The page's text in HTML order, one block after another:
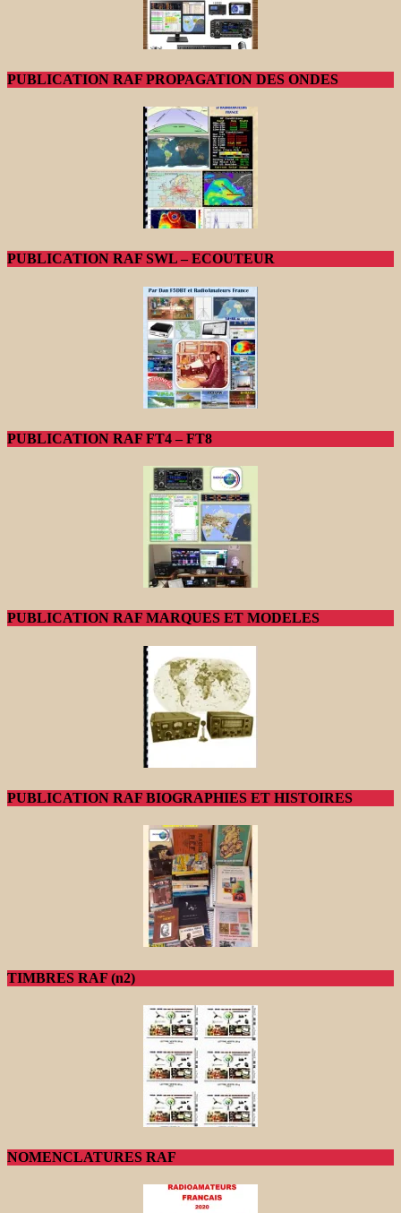
PUBLICATION RAF PROPAGATION DES ONDES
PUBLICATION RAF SWL – ECOUTEUR
PUBLICATION RAF FT4 – FT8
PUBLICATION RAF MARQUES ET MODELES
PUBLICATION RAF BIOGRAPHIES ET HISTOIRES
TIMBRES RAF (n2)
NOMENCLATURES RAF